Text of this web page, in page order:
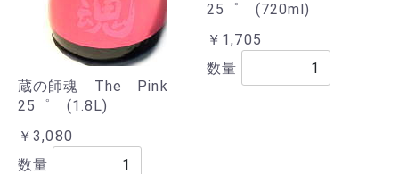
蔵の師魂 The Pink
25゜ (1.8L)
￥3,080
数量
25゜ (720ml)
￥1,705
数量